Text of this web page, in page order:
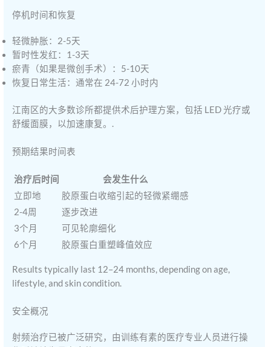
停机时间和恢复
轻微肿胀：2-5天
暂时性发红：1-3天
瘀青（如果是微创手术）：5-10天
恢复日常生活：通常在 24-72 小时内
江南区的大多数诊所都提供术后护理方案，包括 LED 光疗或
舒缓面膜，以加速康复。.
预期结果时间表
治疗后时间
会发生什么
立即地
胶原蛋白收缩引起的轻微紧绷感
2-4周
逐步改进
3个月
可见轮廓细化
6个月
胶原蛋白重塑峰值效应
Results typically last 12–24 months, depending on age,
lifestyle, and skin condition.
安全概况
射频治疗已被广泛研究，由训练有素的医疗专业人员进行操